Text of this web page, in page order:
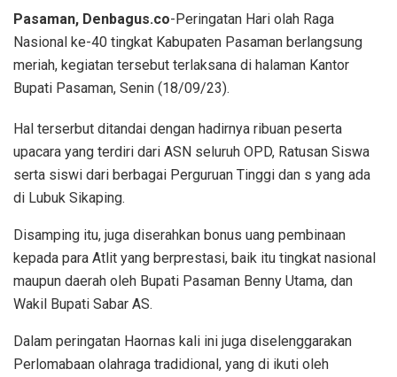
Pasaman, Denbagus.co-Peringatan Hari olah Raga
Nasional ke-40 tingkat Kabupaten Pasaman berlangsung
meriah, kegiatan tersebut terlaksana di halaman Kantor
Bupati Pasaman, Senin (18/09/23).
Hal terserbut ditandai dengan hadirnya ribuan peserta
upacara yang terdiri dari ASN seluruh OPD, Ratusan Siswa
serta siswi dari berbagai Perguruan Tinggi dan s yang ada
di Lubuk Sikaping.
Disamping itu, juga diserahkan bonus uang pembinaan
kepada para Atlit yang berprestasi, baik itu tingkat nasional
maupun daerah oleh Bupati Pasaman Benny Utama, dan
Wakil Bupati Sabar AS.
Dalam peringatan Haornas kali ini juga diselenggarakan
Perlomabaan olahraga tradidional, yang di ikuti oleh